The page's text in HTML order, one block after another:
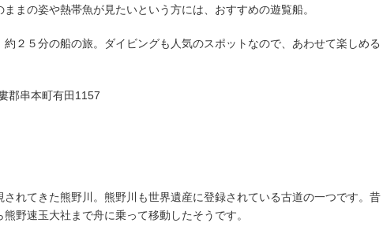
まの姿や熱帯魚が見たいという方には、おすすめの遊覧船。
２５分の船の旅。ダイビングも人気のスポットなので、あわせて楽しめる
郡串本町有田1157
れてきた熊野川。熊野川も世界遺産に登録されている古道の一つです。昔
野速玉大社まで舟に乗って移動したそうです。